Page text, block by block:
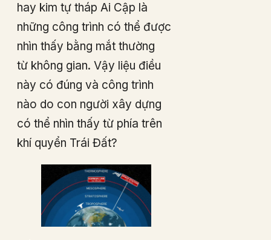
hay kim tự tháp Ai Cập là
những công trình có thể được
nhìn thấy bằng mắt thường
từ không gian. Vậy liệu điều
này có đúng và công trình
nào do con người xây dựng
có thể nhìn thấy từ phía trên
khí quyển Trái Đất?